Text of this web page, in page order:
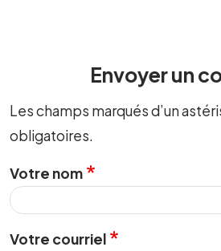
Envoyer un
Les champs marqués d’un
obligatoires.
Votre nom
Votre courriel